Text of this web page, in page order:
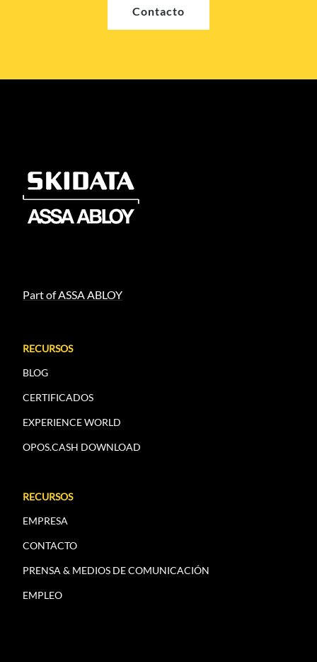
Contacto
Part of ASSA ABLOY
RECURSOS
BLOG
CERTIFICADOS
EXPERIENCE WORLD
OPOS.CASH DOWNLOAD
RECURSOS
EMPRESA
CONTACTO
PRENSA & MEDIOS DE COMUNICACIÓN
EMPLEO